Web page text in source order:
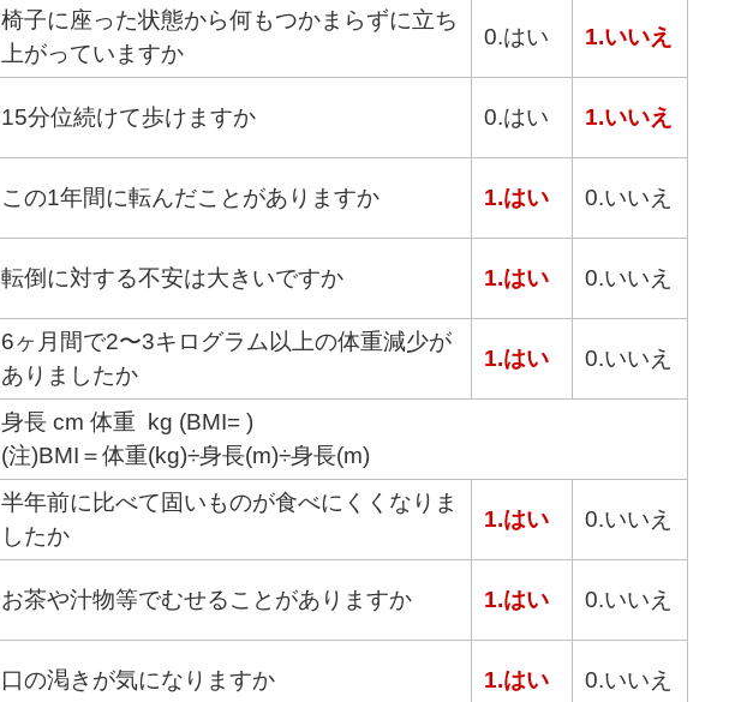
椅子に座った状態から何もつかまらずに立ち
上がっていますか
0.はい 1.いいえ
15分位続けて歩けますか 0.はい 1.いいえ
この1年間に転んだことがありますか 1.はい 0.いいえ
転倒に対する不安は大きいですか 1.はい 0.いいえ
6ヶ月間で2〜3キログラム以上の体重減少が
ありましたか
1.はい 0.いいえ
身長 cm 体重 kg (BMI= )
(注)BMI＝体重(kg)÷身長(m)÷身長(m)
半年前に比べて固いものが食べにくくなりま
したか
1.はい 0.いいえ
お茶や汁物等でむせることがありますか 1.はい 0.いいえ
口の渇きが気になりますか 1.はい 0.いいえ